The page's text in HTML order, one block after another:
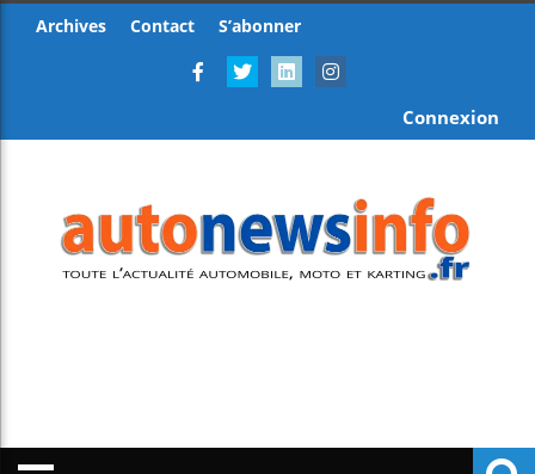
Archives Contact S’abonner
Connexion